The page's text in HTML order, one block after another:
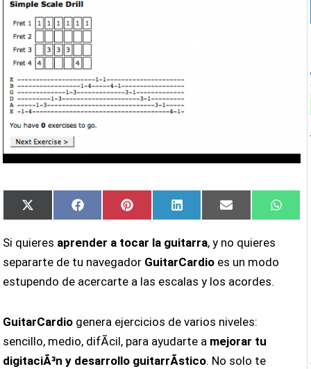
Compartir
en
X
(Twitter)
Compartir
en
FacebookCompartir
en
PinterestCompartir
en
LinkedIn Compartir
en
Email
en
Si quieres aprender a tocar la guitarra, y no quieres
separarte de tu navegador GuitarCardio es un modo
estupendo de acercarte a las escalas y los acordes.
GuitarCardio genera ejercicios de varios niveles:
sencillo, medio, difÃ­cil, para ayudarte a mejorar tu
digitaciÃ³n y desarrollo guitarrÃ­stico. No solo te